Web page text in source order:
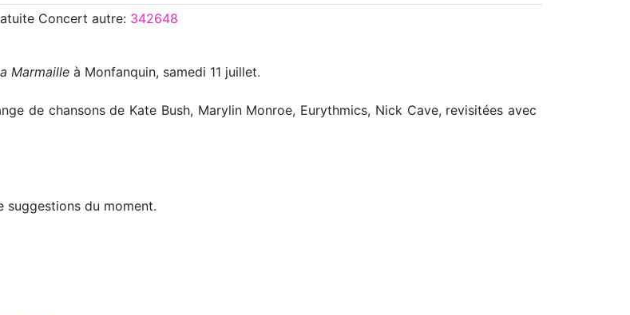
Concert autre: 342648
Marmaille à Monfanquin, samedi 11 juillet.
de chansons de Kate Bush, Marylin Monroe, Eurythmics, Nick Cave, revisitées avec
suggestions du moment.